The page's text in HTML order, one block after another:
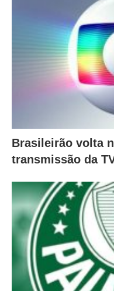
Brasileirão volta
transmissão da